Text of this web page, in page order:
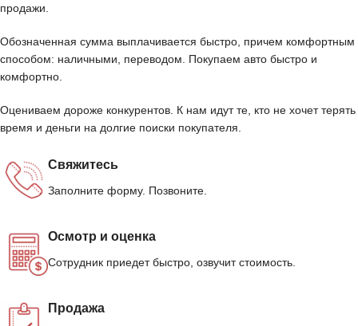
продажи.
Обозначенная сумма выплачивается быстро, причем комфортным
способом: наличными, переводом. Покупаем авто быстро и
комфортно.
Оцениваем дороже конкурентов. К нам идут те, кто не хочет терять
время и деньги на долгие поиски покупателя.
Свяжитесь
Заполните форму. Позвоните.
Осмотр и оценка
Сотрудник приедет быстро, озвучит стоимость.
Продажа